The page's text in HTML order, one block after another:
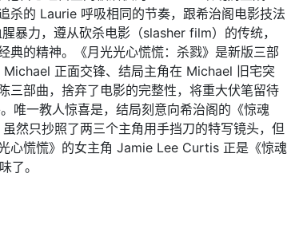
杀的 Laurie 呼吸相同的节奏，跟希治阁电影技法
暴力，遵从砍杀电影（slasher film）的传统，
典的精神。《月光光心慌慌：杀戮》是新版三部
正面交锋、结局主角在 Michael 旧宅突
三部曲，捨弃了电影的完整性，将重大伏笔留待
唯一教人惊喜是，结局刻意向希治阁的《惊魂
然只抄照了两三个主角用手挡刀的特写镜头，但
心慌慌》的女主角 Jamie Lee Curtis 正是《惊魂
了。